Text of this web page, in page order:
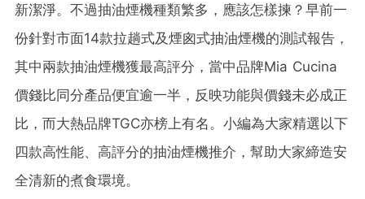
新潔淨。不過抽油煙機種類繁多，應該怎樣揀？早前一
份針對市面14款拉趟式及煙囪式抽油煙機的測試報告，
其中兩款抽油煙機獲最高評分，當中品牌Mia Cucina
價錢比同分產品便宜逾一半 ，反映功能與價錢未必成正
比，而大熱品牌TGC亦榜上有名。小編為大家精選以下
四款高性能、高評分的抽油煙機推介， 幫助大家締造安
全清新的煮食環境。